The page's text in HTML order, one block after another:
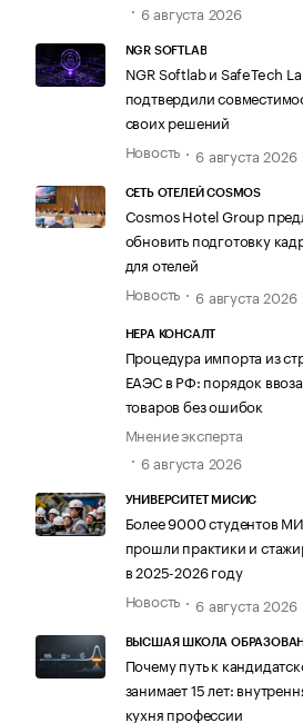
6 августа 2026
NGR SOFTLAB
NGR Softlab и SafeTech
подтвердили
своих решений
Новость
6 августа 2026
СЕТЬ ОТЕЛЕЙ COSMOS
Cosmos Hotel Group
обновить подготовку
для отелей
Новость
6 августа 2026
НЕРА КОНСАЛТ
Процедура импорта из
ЕАЭС в РФ: порядок ввоза
товаров без ошибок
Мнение эксперта
6 августа 2026
УНИВЕРСИТЕТ МИСИС
Более 9000 студентов
прошли практики и
в 2025-2026 году
Новость
6 августа 2026
ВЫСШАЯ ШКОЛА
Почему путь к
занимает 15 лет:
кухня профессии